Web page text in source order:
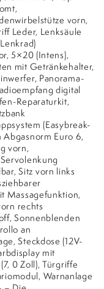
vorn,
Leder, Lenksäule
5×20 (Intens),
mit Getränkehalter,
Panorama-
digital
Reparaturkit,
(Easybreak-
Abgasnorm Euro 6,
vorn,
Sitz vorn links
Massagefunktion,
rechts
Sonnenblenden
an
Steckdose (12V-
mit
0 Zoll), Türgriffe
Warnanlage